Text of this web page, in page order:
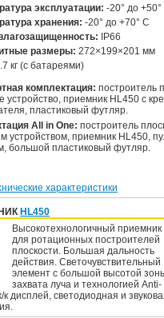
эксплуатации: -20° до +50°
хранения: -20° до +70° C
IP66
размеры: 272×199×201 мм
кг (с батареями)
комплектация: построитель
устройство, приемник HL450 с
пластиковый футляр.
All in One: построитель
устройством, приемник HL450,
большой пластиковый футляр.
характеристики
HL450
Высокотехнологичный приемник
для ротационных построителей
плоскости. Большая дальность
действия. Cветочувствительный
элемент с большой высотой
захвата луча и технологией Anti-
к дисплей, светодиодная и